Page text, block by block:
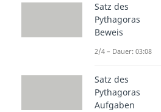
VTetraeder
→ das
teilweise
Satz des
Pythagoras
Beweis
2/4 – Dauer: 03:08
Satz des
Pythagoras
Aufgaben